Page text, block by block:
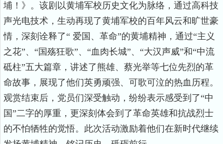
埔！》。该剧以黄埔军校历史文化为脉络，通过高科技
声光电技术，生动再现了黄埔军校的百年风云和旷世豪
情，深刻诠释了“ 爱国、革命”的黄埔精神，通过“主义
之花”、“国殇狂歌”、“血肉长城”、“大汉声威”和“中流
砥柱”五大篇章，讲述了熊雄、蔡光举等七位先烈的革
命故事，展现了他们英勇顽强、可歌可泣的热血历程。
观赏结束后，党员们深受触动，纷纷表示感受到了“中
国”二字的厚重，更深刻体会到了革命英雄和抗战烈士
的不怕牺牲的觉悟。此次活动激励着他们在新时代继续